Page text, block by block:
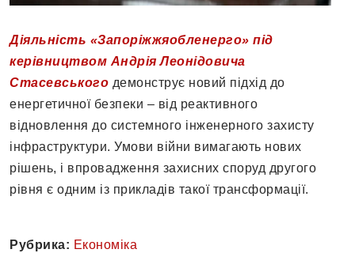
Діяльність «Запоріжжяобленерго» під
керівництвом Андрія Леонідовича
Стасевського демонструє новий підхід до
енергетичної безпеки – від реактивного
відновлення до системного інженерного захисту
інфраструктури. Умови війни вимагають нових
рішень, і впровадження захисних споруд другого
рівня є одним із прикладів такої трансформації.
Рубрика: Економіка